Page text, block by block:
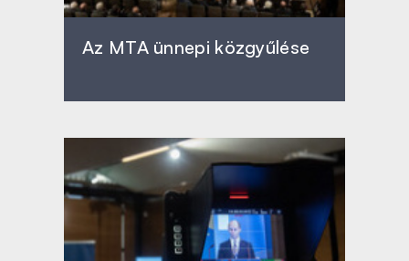
Az MTA ünnepi közgyűlése